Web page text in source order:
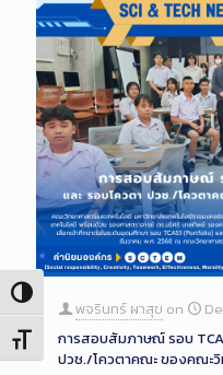
Toggle High Contrast
Toggle Font size
พจรินทร์ ผาสุข on
การสอบสัมภาษณ์ รอบ
ปวช./โควตาคณะ ของคณะวิ